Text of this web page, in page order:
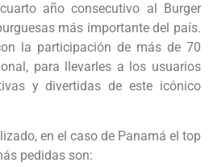
año consecutivo al Burger
más importante del país.
la participación de más de 70
para llevarles a los usuarios
y divertidas de este icónico
en el caso de Panamá el top
pedidas son: